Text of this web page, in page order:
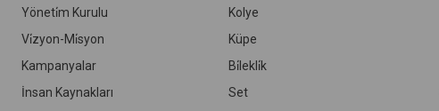
Yöneti̇m Kurulu
Vi̇zyon-Mi̇syon
Kampanyalar
İnsan Kaynakları
Kolye
Küpe
Bi̇lekli̇k
Set